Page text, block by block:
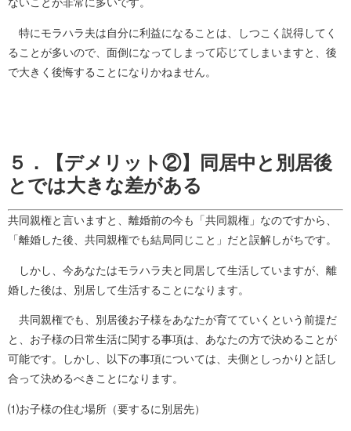
ないことが非常に多いです。
特にモラハラ夫は自分に利益になることは、しつこく説得してく
ることが多いので、面倒になってしまって応じてしまいますと、後
で大きく後悔することになりかねません。
５．【デメリット②】同居中と別居後
とでは大きな差がある
共同親権と言いますと、離婚前の今も「共同親権」なのですから、
「離婚した後、共同親権でも結局同じこと」だと誤解しがちです。
しかし、今あなたはモラハラ夫と同居して生活していますが、離
婚した後は、別居して生活することになります。
共同親権でも、別居後お子様をあなたが育てていくという前提だ
と、お子様の日常生活に関する事項は、あなたの方で決めることが
可能です。しかし、以下の事項については、夫側としっかりと話し
合って決めるべきことになります。
⑴お子様の住む場所（要するに別居先）